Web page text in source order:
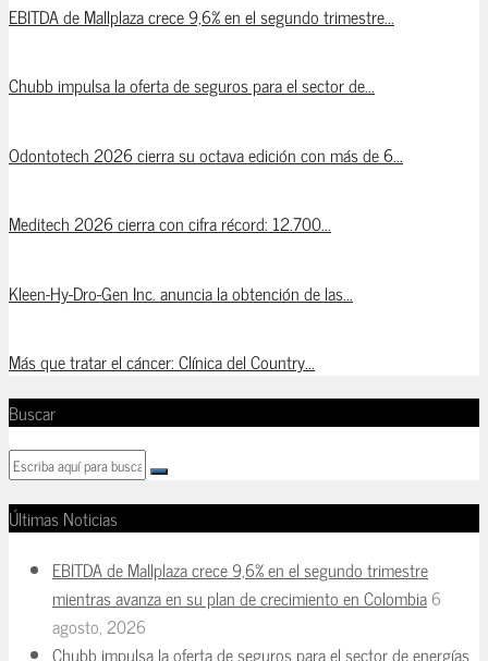
EBITDA de Mallplaza crece 9,6% en el segundo trimestre...
Chubb impulsa la oferta de seguros para el sector de...
Odontotech 2026 cierra su octava edición con más de 6...
Meditech 2026 cierra con cifra récord: 12.700...
Kleen-Hy-Dro-Gen Inc. anuncia la obtención de las...
Más que tratar el cáncer: Clínica del Country...
Buscar
Últimas Noticias
EBITDA de Mallplaza crece 9,6% en el segundo trimestre
mientras avanza en su plan de crecimiento en Colombia6
agosto, 2026
Chubb impulsa la oferta de seguros para el sector de energías